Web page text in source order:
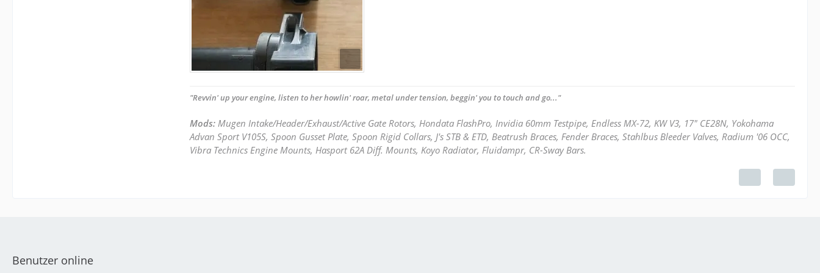
"Revvin' up your engine, listen to her howlin' roar, metal under tension, beggin' you to touch and go..."
Mods: Mugen Intake/Header/Exhaust/Active Gate Rotors, Hondata FlashPro, Invidia 60mm Testpipe, Endless MX-72, KW V3, 17" CE28N, Yokohama
Advan Sport V105S, Spoon Gusset Plate, Spoon Rigid Collars, J's STB & ETD, Beatrush Braces, Fender Braces, Stahlbus Bleeder Valves, Radium '06 OCC,
Vibra Technics Engine Mounts, Hasport 62A Diff. Mounts, Koyo Radiator, Fluidampr, CR-Sway Bars.
Benutzer online